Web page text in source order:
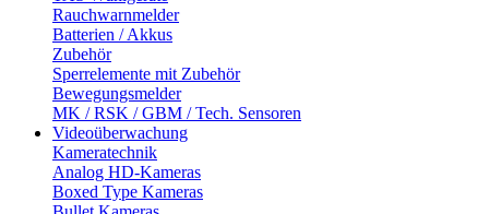
Rauchwarnmelder
Batterien / Akkus
Zubehör
Sperrelemente mit Zubehör
Bewegungsmelder
MK / RSK / GBM / Tech. Sensoren
Videoüberwachung
Kameratechnik
Analog HD-Kameras
Boxed Type Kameras